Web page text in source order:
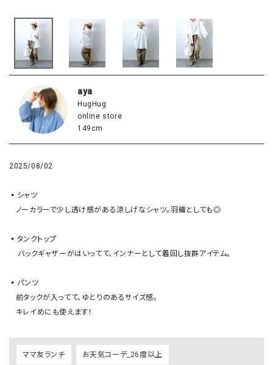
aya
HugHug
online store
149cm
2025/08/02
▪️シャツ
▪️タンクトップ
▪️パンツ
   キレイめにも使えます！
ママ友ランチ お天気コーデ_26度以上